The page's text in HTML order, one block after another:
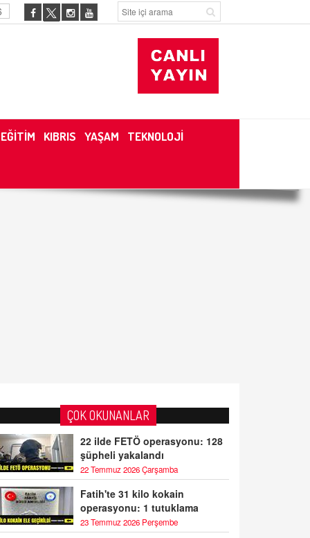
EĞİTİM KIBRIS YAŞAM TEKNOLOJİ
ÇOK OKUNANLAR
22 ilde FETÖ operasyonu: 128
şüpheli yakalandı
22 Temmuz 2026 Çarşamba
Fatih'te 31 kilo kokain
operasyonu: 1 tutuklama
23 Temmuz 2026 Perşembe